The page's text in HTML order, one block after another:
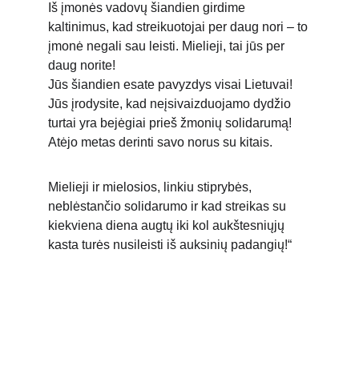
Iš įmonės vadovų šiandien girdime
kaltinimus, kad streikuotojai per daug nori – to
įmonė negali sau leisti. Mielieji, tai jūs per
daug norite!
Jūs šiandien esate pavyzdys visai Lietuvai!
Jūs įrodysite, kad neįsivaizduojamo dydžio
turtai yra bejėgiai prieš žmonių solidarumą!
Atėjo metas derinti savo norus su kitais.
Mielieji ir mielosios, linkiu stiprybės,
neblėstančio solidarumo ir kad streikas su
kiekviena diena augtų iki kol aukštesniųjų
kasta turės nusileisti iš auksinių padangių!“